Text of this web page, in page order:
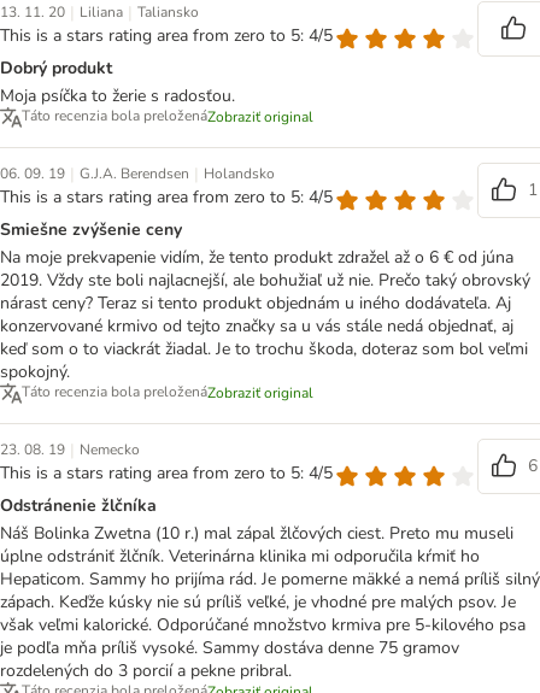
13. 11. 20 | Liliana | Taliansko
This is a stars rating area from zero to 5: 4/5
Dobrý produkt
Moja psíčka to žerie s radosťou.
Táto recenzia bola preloženáZobraziť original
06. 09. 19 | G.J.A. Berendsen | Holandsko
This is a stars rating area from zero to 5: 4/5
1
Smiešne zvýšenie ceny
Na moje prekvapenie vidím, že tento produkt zdražel až o 6 € od júna
2019. Vždy ste boli najlacnejší, ale bohužiaľ už nie. Prečo taký obrovský
nárast ceny? Teraz si tento produkt objednám u iného dodávateľa. Aj
konzervované krmivo od tejto značky sa u vás stále nedá objednať, aj
keď som o to viackrát žiadal. Je to trochu škoda, doteraz som bol veľmi
spokojný.
Táto recenzia bola preloženáZobraziť original
23. 08. 19 | Nemecko
This is a stars rating area from zero to 5: 4/5
6
Odstránenie žlčníka
Náš Bolinka Zwetna (10 r.) mal zápal žlčových ciest. Preto mu museli
úplne odstrániť žlčník. Veterinárna klinika mi odporučila kŕmiť ho
Hepaticom. Sammy ho prijíma rád. Je pomerne mäkké a nemá príliš silný
zápach. Keďže kúsky nie sú príliš veľké, je vhodné pre malých psov. Je
však veľmi kalorické. Odporúčané množstvo krmiva pre 5-kilového psa
je podľa mňa príliš vysoké. Sammy dostáva denne 75 gramov
rozdelených do 3 porcií a pekne pribral.